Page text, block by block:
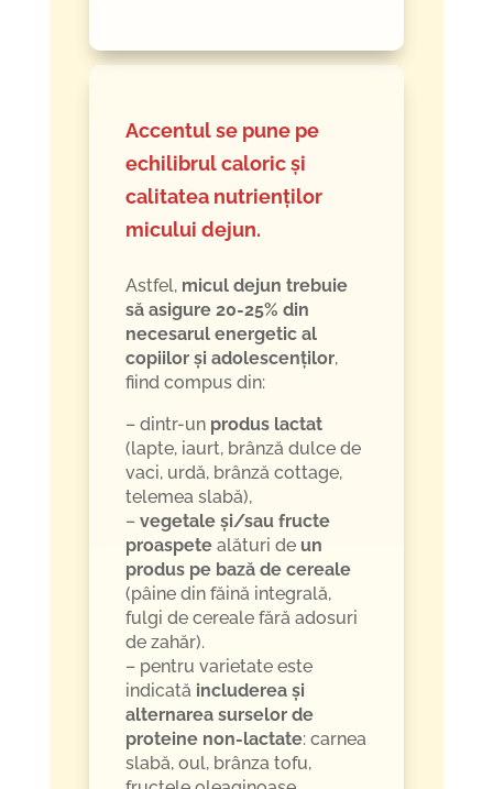
Accentul se pune pe
echilibrul caloric și
calitatea nutrienților
micului dejun.
Astfel, micul dejun trebuie
să asigure 20-25% din
necesarul energetic al
copiilor și adolescenților,
fiind compus din:
– dintr-un produs lactat
(lapte, iaurt, brânză dulce de
vaci, urdă, brânză cottage,
telemea slabă),
–vegetale și/sau fructe
proaspetealături de un
produs pe bază de cereale
(pâine din făină integrală,
fulgi de cereale fără adosuri
de zahăr).
– pentru varietate este
indicată includerea și
alternarea surselor de
proteine non-lactate: carnea
slabă, oul, brânza tofu,